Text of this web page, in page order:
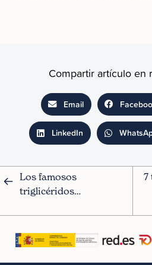
Compartir artículo en
Email
LinkedIn
Los famosos
triglicéridos…
7